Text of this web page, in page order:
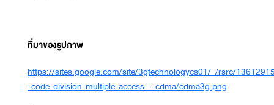
ที่มาของรูปภาพ
https://sites.google.com/site/3gtechnologycs01/_/rsrc/
-code-division-multiple-access---cdma/cdma3g.png